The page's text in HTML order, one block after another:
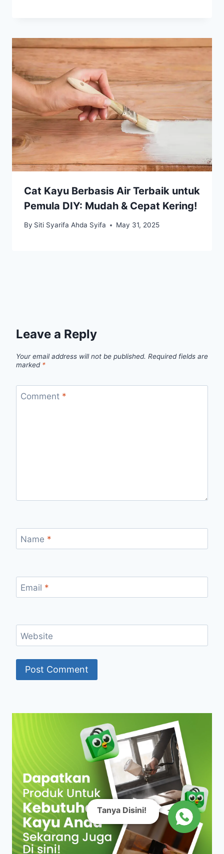
Cat Kayu Berbasis Air Terbaik untuk
Pemula DIY: Mudah & Cepat Kering!
By Siti Syarifa Ahda Syifa May 31, 2025
Leave a Reply
Your email address will not be published. Required fields are
marked *
Comment *
Name *
Email *
Website
Tanya Disini!